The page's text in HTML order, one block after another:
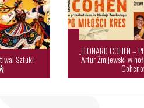
Sztuki
„LEONARD COHEN –
Artur Żmijewski w